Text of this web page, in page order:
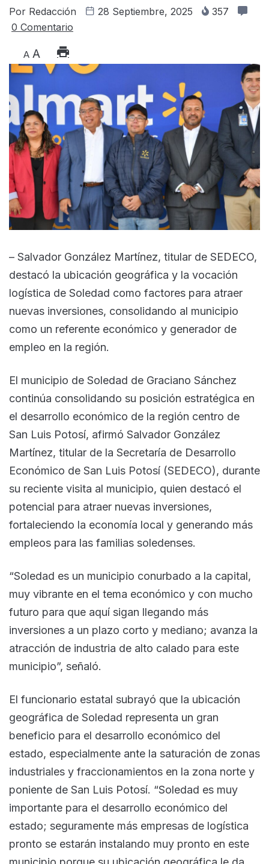
Por Redacción 28 Septiembre, 2025
357
0 Comentario
A A
– Salvador González Martínez, titular de SEDECO,
destacó la ubicación geográfica y la vocación
logística de Soledad como factores para atraer
nuevas inversiones, consolidando al municipio
como un referente económico y generador de
empleo en la región.
El municipio de Soledad de Graciano Sánchez
continúa consolidando su posición estratégica en
el desarrollo económico de la región centro de
San Luis Potosí, afirmó Salvador González
Martínez, titular de la Secretaría de Desarrollo
Económico de San Luis Potosí (SEDECO), durante
su reciente visita al municipio, quien destacó el
potencial para atraer nuevas inversiones,
fortaleciendo la economía local y generando más
empleos para las familias soledenses.
“Soledad es un municipio conurbado a la capital,
muy vibrante en el tema económico y con mucho
futuro para que aquí sigan llegando más
inversiones a un plazo corto y mediano; avanza la
atracción de industria de alto calado para este
municipio”, señaló.
El funcionario estatal subrayó que la ubicación
geográfica de Soledad representa un gran
beneficio para el desarrollo económico del
estado, especialmente ante la saturación de zonas
industriales y fraccionamientos en la zona norte y
poniente de San Luis Potosí. “Soledad es muy
importante para el desarrollo económico del
estado; seguramente más empresas de logística
pronto se estarán instalando muy pronto en este